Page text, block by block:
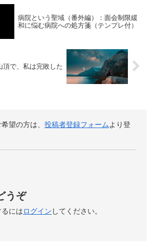
病院という聖域（番外編）：面会制限緩
和に悩む病院への処方箋（テンプレ付）
頂で、私は完敗した
望の方は、 投稿者登録フォーム より登
うぞ
にはログイン してください。